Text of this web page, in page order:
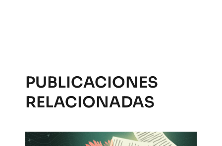
PUBLICACIONES
RELACIONADAS